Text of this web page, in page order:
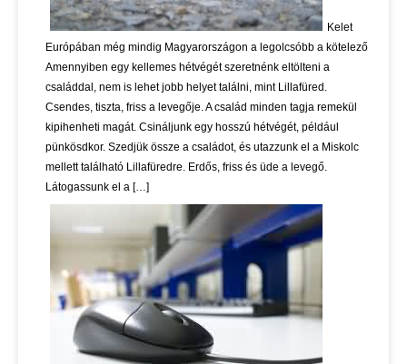
Kelet
Európában még mindig Magyarországon a legolcsóbb a kötelező
Amennyiben egy kellemes hétvégét szeretnénk eltölteni a
családdal, nem is lehet jobb helyet találni, mint Lillafüred.
Csendes, tiszta, friss a levegője. A család minden tagja remekül
kipihenheti magát. Csináljunk egy hosszú hétvégét, például
pünkösdkor. Szedjük össze a családot, és utazzunk el a Miskolc
mellett található Lillafüredre. Erdős, friss és üde a levegő.
Látogassunk el a […]